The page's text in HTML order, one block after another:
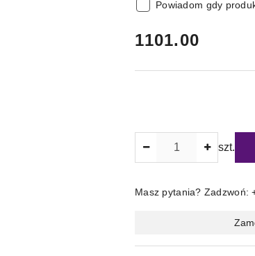
Powiadom gdy
cena:
1101.00
szt.
Masz pytania? Zadzwoń:
i